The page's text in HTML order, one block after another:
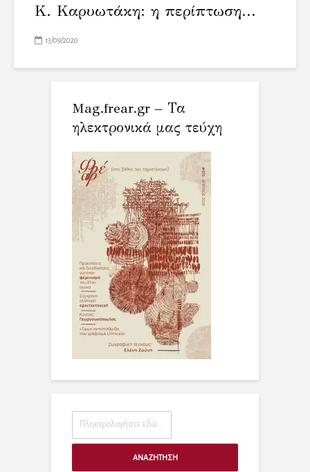
Κ. Καρυωτάκη: η περίπτωση...
13/09/2020
Mag.frear.gr – Τα
ηλεκτρονικά μας τεύχη
ΑΝΑΖΗΤΗΣΗ